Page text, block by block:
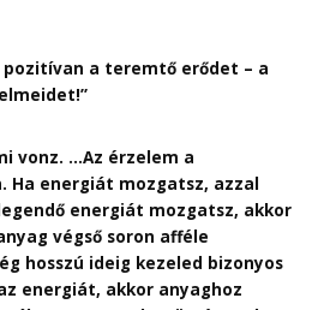
a teremtő erődet – a
vonz. …Az érzelem a
Ha energiát mozgatsz, azzal
energiát mozgatsz, akkor
végső soron afféle
hosszú ideig kezeled bizonyos
energiát, akkor anyaghoz